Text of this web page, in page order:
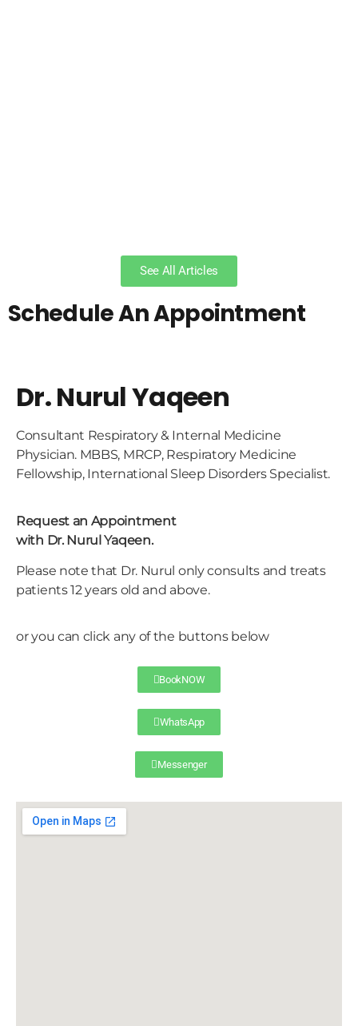
See All Articles
Schedule An Appointment
Dr. Nurul Yaqeen
Consultant Respiratory & Internal Medicine
Physician. MBBS, MRCP, Respiratory Medicine
Fellowship, International Sleep Disorders Specialist.
Request an Appointment
with Dr. Nurul Yaqeen.
Please note that Dr. Nurul only consults and treats
patients 12 years old and above.
or you can click any of the buttons below
BookNOW
WhatsApp
Messenger